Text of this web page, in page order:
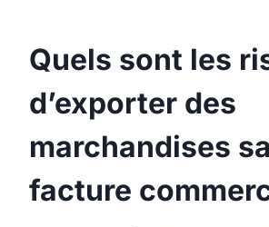
Quels sont les
d’exporter des
marchandises
facture